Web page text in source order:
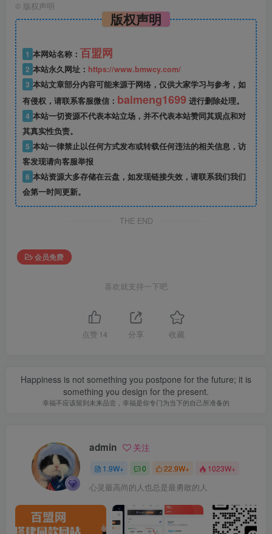
© 版权声明
版权声明
1 本网站名称： 百盟网
2 本站永久网址： https://www.bmwcy.com/
3 本站文章部分内容可能来源于网络，仅供大家学习与参考，如
有侵权，请联系客服微信： baimeng1699 进行删除处理。
4 本站一切资源不代表本站立场，并不代表本站赞同其观点和对
其真实性负责。
5 本站一律禁止以任何方式发布或转载任何违法的相关信息，访
客发现请向客服举报
6 本站资源大多存储在云盘，如发现链接失效，请联系我们我们
会第一时间更新。
THE END
会员免费
喜欢就支持一下吧
点赞 14 分享 收藏
Happiness is not something you postpone for the future; it is
something you design for the present.
幸福不应该留到未来品尝，幸福是你专门为当下的自己所准备的
admin 关注
1.9W+ 0 22.9W+ 1023W+
心灵最高尚的人也总是最勇敢的人